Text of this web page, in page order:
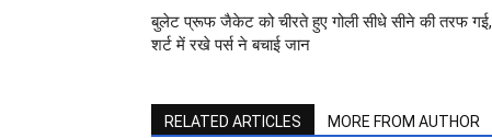
बुलेट प्रूफ जैकेट को चीरते हुए गोली सीधे सीने की तरफ गई,
शर्ट में रखे पर्स ने बचाई जान
RELATED ARTICLES MORE FROM AUTHOR